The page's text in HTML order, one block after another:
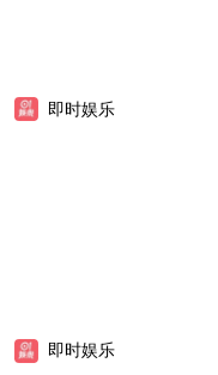
即时娱乐
即时娱乐